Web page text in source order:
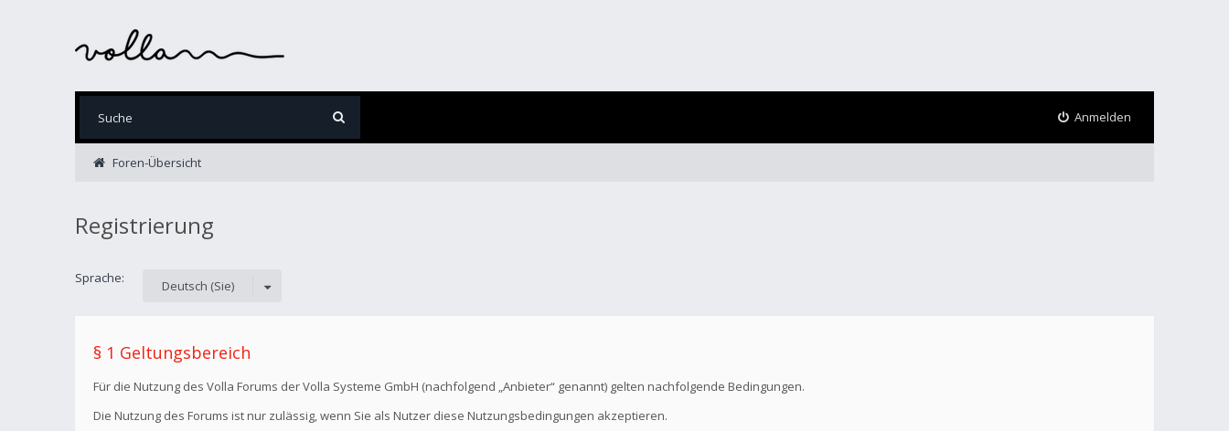
Anmelden
Foren-Übersicht
Registrierung
Sprache: Deutsch (Sie)
§ 1 Geltungsbereich
Für die Nutzung des Volla Forums der Volla Systeme GmbH (nachfolgend „Anbieter“ genannt) gelten nachfolgende Bedingungen.
Die Nutzung des Forums ist nur zulässig, wenn Sie als Nutzer diese Nutzungsbedingungen akzeptieren.